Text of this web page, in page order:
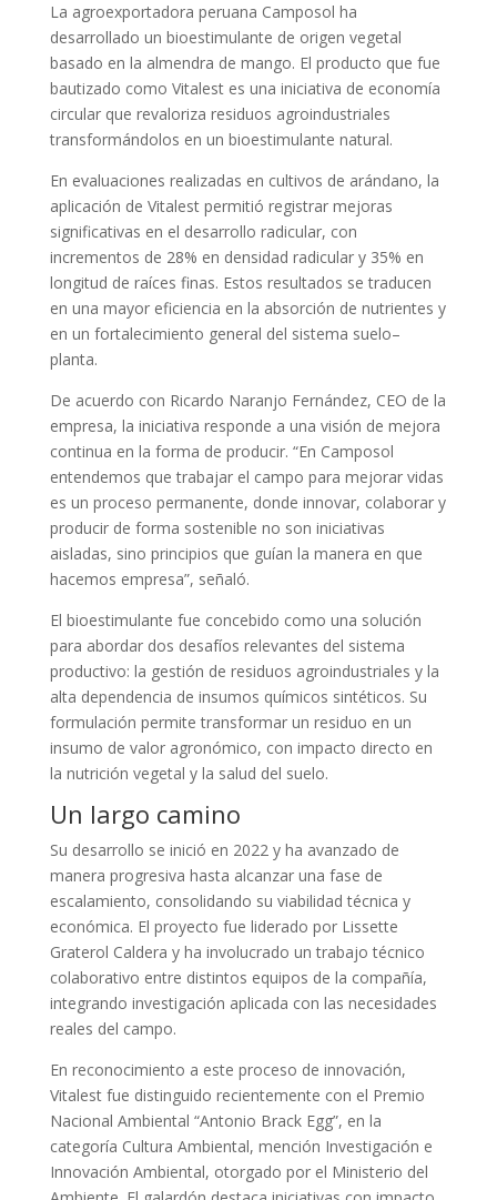
La agroexportadora peruana Camposol ha
desarrollado un bioestimulante de origen vegetal
basado en la almendra de mango. El producto que fue
bautizado como Vitalest es una iniciativa de economía
circular que revaloriza residuos agroindustriales
transformándolos en un bioestimulante natural.
En evaluaciones realizadas en cultivos de arándano, la
aplicación de Vitalest permitió registrar mejoras
significativas en el desarrollo radicular, con
incrementos de 28% en densidad radicular y 35% en
longitud de raíces finas. Estos resultados se traducen
en una mayor eficiencia en la absorción de nutrientes y
en un fortalecimiento general del sistema suelo–
planta.
De acuerdo con Ricardo Naranjo Fernández, CEO de la
empresa, la iniciativa responde a una visión de mejora
continua en la forma de producir. “En Camposol
entendemos que trabajar el campo para mejorar vidas
es un proceso permanente, donde innovar, colaborar y
producir de forma sostenible no son iniciativas
aisladas, sino principios que guían la manera en que
hacemos empresa”, señaló.
El bioestimulante fue concebido como una solución
para abordar dos desafíos relevantes del sistema
productivo: la gestión de residuos agroindustriales y la
alta dependencia de insumos químicos sintéticos. Su
formulación permite transformar un residuo en un
insumo de valor agronómico, con impacto directo en
la nutrición vegetal y la salud del suelo.
Un largo camino
Su desarrollo se inició en 2022 y ha avanzado de
manera progresiva hasta alcanzar una fase de
escalamiento, consolidando su viabilidad técnica y
económica. El proyecto fue liderado por Lissette
Graterol Caldera y ha involucrado un trabajo técnico
colaborativo entre distintos equipos de la compañía,
integrando investigación aplicada con las necesidades
reales del campo.
En reconocimiento a este proceso de innovación,
Vitalest fue distinguido recientemente con el Premio
Nacional Ambiental “Antonio Brack Egg”, en la
categoría Cultura Ambiental, mención Investigación e
Innovación Ambiental, otorgado por el Ministerio del